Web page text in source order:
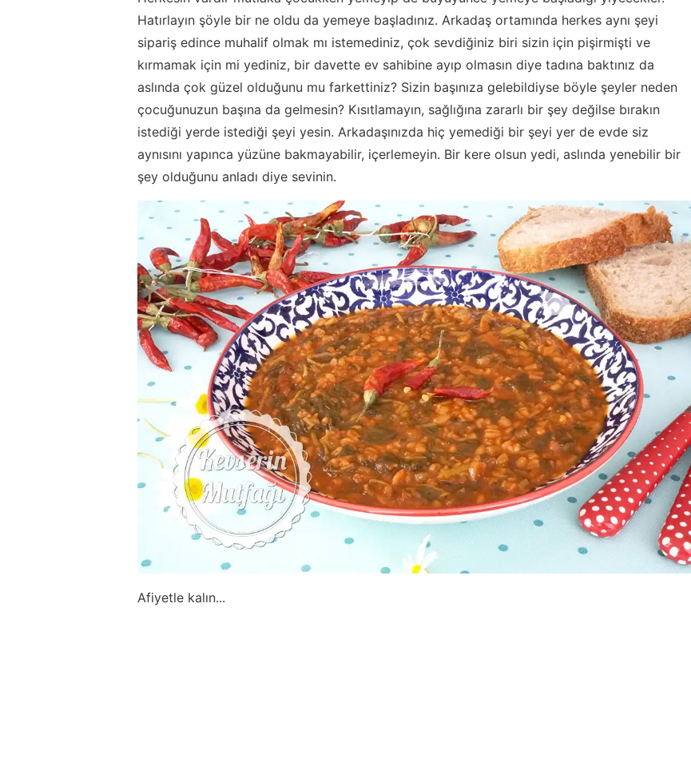
Hatırlayın şöyle bir ne oldu da yemeye başladınız. Arkadaş ortamında herkes aynı şeyi
sipariş edince muhalif olmak mı istemediniz, çok sevdiğiniz biri sizin için pişirmişti ve
kırmamak için mi yediniz, bir davette ev sahibine ayıp olmasın diye tadına baktınız da
aslında çok güzel olduğunu mu farkettiniz? Sizin başınıza gelebildiyse böyle şeyler neden
çocuğunuzun başına da gelmesin? Kısıtlamayın, sağlığına zararlı bir şey değilse bırakın
istediği yerde istediği şeyi yesin. Arkadaşınızda hiç yemediği bir şeyi yer de evde siz
aynısını yapınca yüzüne bakmayabilir, içerlemeyin. Bir kere olsun yedi, aslında yenebilir bir
şey olduğunu anladı diye sevinin.
Afiyetle kalın...